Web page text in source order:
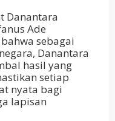
Danantara
Ade
sebagai
Danantara
hasil yang
setiap
nyata bagi
lapisan